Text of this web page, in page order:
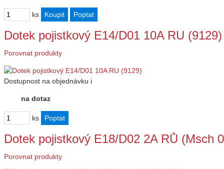
ks
Dotek pojistkový E14/D01 10A RU (9129)
Porovnat produkty
Dostupnost na objednávku i
na dotaz
ks
Dotek pojistkový E18/D02 2A RŮ (Msch
Porovnat produkty